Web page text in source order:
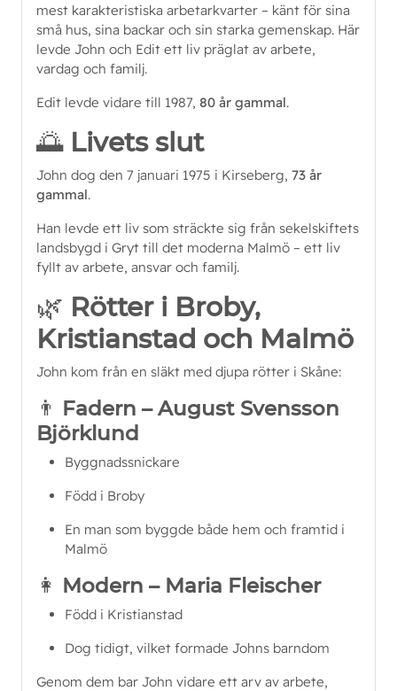
mest karakteristiska arbetarkvarter – känt för sina
små hus, sina backar och sin starka gemenskap. Här
levde John och Edit ett liv präglat av arbete,
vardag och familj.
Edit levde vidare till 1987, 80 år gammal.
🌅 Livets slut
John dog den 7 januari 1975 i Kirseberg, 73 år
gammal.
Han levde ett liv som sträckte sig från sekelskiftets
landsbygd i Gryt till det moderna Malmö – ett liv
fyllt av arbete, ansvar och familj.
🌿 Rötter i Broby,
Kristianstad och Malmö
John kom från en släkt med djupa rötter i Skåne:
👨 Fadern – August Svensson
Björklund
Byggnadssnickare
Född i Broby
En man som byggde både hem och framtid i
Malmö
👩 Modern – Maria Fleischer
Född i Kristianstad
Dog tidigt, vilket formade Johns barndom
Genom dem bar John vidare ett arv av arbete,